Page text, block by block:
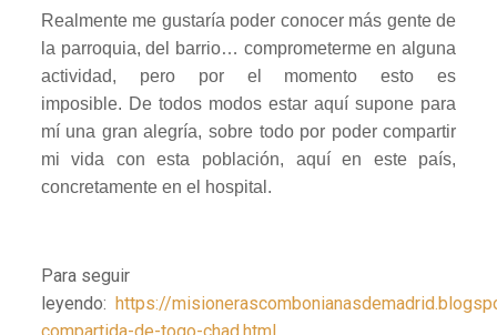
Realmente me gustaría poder conocer más gente de
la parroquia, del barrio… comprometerme en alguna
actividad, pero por el momento esto es
imposible. De todos modos estar aquí supone para
mí una gran alegría, sobre todo por poder compartir
mi vida con esta población, aquí en este país,
concretamente en el hospital.
Para seguir
leyendo: https://